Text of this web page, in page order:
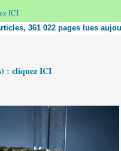
ICI
361 022 pages lues
: cliquez ICI